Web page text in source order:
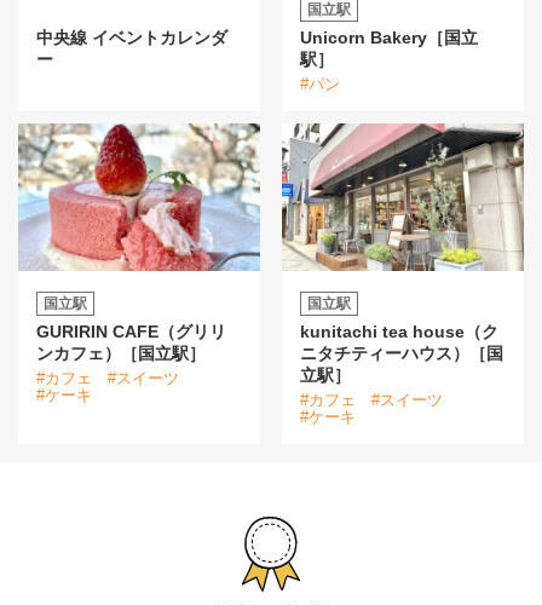
中央線 イベントカレンダ
ー
国立駅
Unicorn Bakery［国立
駅］
#パン
国立駅
GURIRIN CAFE（グリリ
ンカフェ）［国立駅］
#カフェ
#スイーツ
#ケーキ
国立駅
kunitachi tea house（ク
ニタチティーハウス）［国
立駅］
#カフェ
#スイーツ
#ケーキ